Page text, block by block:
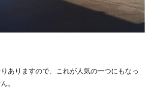
ありますので、これが人気の一つにもなっ
。